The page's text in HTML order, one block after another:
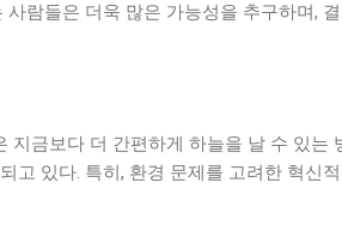
람들은 더욱 많은 가능성을 추구하며,
지금보다 더 간편하게 하늘을 날 수 있는
고 있다. 특히, 환경 문제를 고려한 혁신